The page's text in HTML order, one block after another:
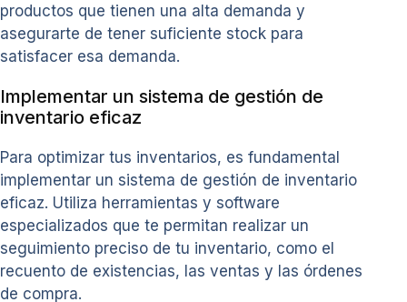
productos que tienen una alta demanda y
asegurarte de tener suficiente stock para
satisfacer esa demanda.
Implementar un sistema de gestión de
inventario eficaz
Para optimizar tus inventarios, es fundamental
implementar un sistema de gestión de inventario
eficaz. Utiliza herramientas y software
especializados que te permitan realizar un
seguimiento preciso de tu inventario, como el
recuento de existencias, las ventas y las órdenes
de compra.